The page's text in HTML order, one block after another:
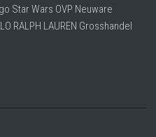
Star Wars OVP Neuware
RALPH LAUREN Grosshandel